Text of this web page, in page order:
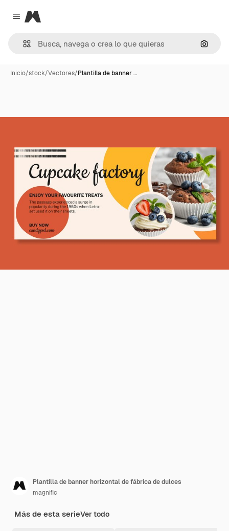
Close menu
Magnific
Inicio/stock/Vectores/Plantilla de banner …
Plantilla de banner horizontal de fábrica de dulces
magnific
Más de esta serieVer todo